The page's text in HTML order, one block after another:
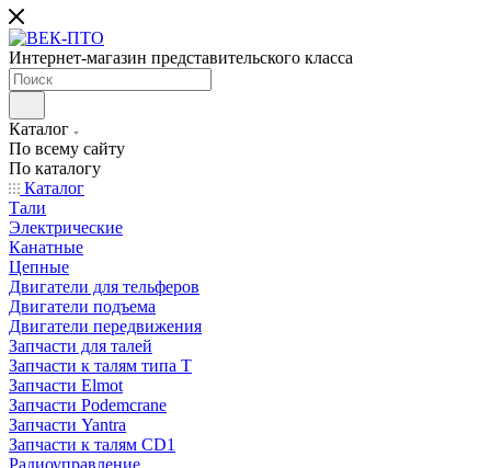
Интернет-магазин представительского класса
Каталог
По всему сайту
По каталогу
Каталог
Тали
Электрические
Канатные
Цепные
Двигатели для тельферов
Двигатели подъема
Двигатели передвижения
Запчасти для талей
Запчасти к талям типа Т
Запчасти Elmot
Запчасти Podemcrane
Запчасти Yantra
Запчасти к талям CD1
Радиоуправление